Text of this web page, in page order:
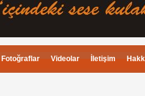
Fotoğraflar Videolar İletişim